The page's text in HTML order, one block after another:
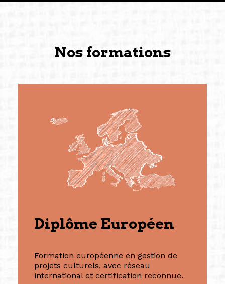
Nos formations
Diplôme Européen
Formation européenne en gestion de
projets culturels, avec réseau
international et certification reconnue.